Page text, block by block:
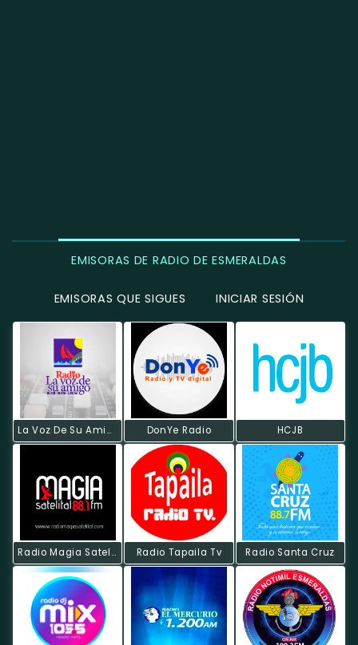
EMISORAS DE RADIO DE ESMERALDAS
EMISORAS QUE SIGUES INICIAR SESIÓN
La Voz De Su Amigo DonYe Radio HCJB
Radio Magia Satelital Radio Tapaila Tv Radio Santa Cruz